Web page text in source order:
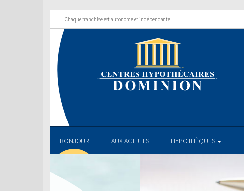
Chaque franchise est autonome et indépendante
BONJOUR TAUX ACTUELS HYPOTHÈQUES